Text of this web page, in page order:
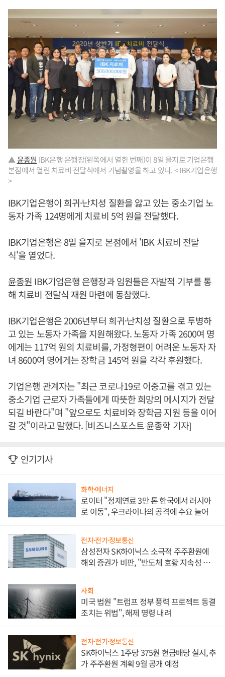
▲윤종원 IBK은행 은행장(왼쪽에서 열한 번째)이 8일 을지로 기업은행
본점에서 열린 치료비 전달식에서 기념촬영을 하고 있다. < IBK기업은행
>
IBK기업은행이 희귀·난치성 질환을 앓고 있는 중소기업 노
동자 가족 124명에게 치료비 5억 원을 전달했다.
IBK기업은행은 8일 을지로 본점에서 'IBK 치료비 전달
식'을 열었다.
윤종원 IBK기업은행 은행장과 임원들은 자발적 기부를 통
해 치료비 전달식 재원 마련에 동참했다.
IBK기업은행은 2006년부터 희귀·난치성 질환으로 투병하
고 있는 노동자 가족을 지원해왔다. 노동자 가족 2600여 명
에게는 117억 원의 치료비를, 가정형편이 어려운 노동자 자
녀 8600여 명에게는 장학금 145억 원을 각각 후원했다.
기업은행 관계자는 "최근 코로나19로 이중고를 겪고 있는
중소기업 근로자 가족들에게 따뜻한 희망의 메시지가 전달
되길 바란다"며 "앞으로도 치료비와 장학금 지원 등을 이어
갈 것"이라고 말했다. [비즈니스포스트 윤종학 기자]
인기기사
화학·에너지
로이터 "정제연료 3만 톤 한국에서 러시아
로 이동", 우크라이나의 공격에 수요 늘어
전자·전기·정보통신
삼성전자 SK하이닉스 소극적 주주환원에
해외 증권가 비판, "반도체 호황 지속성 의
사회
미국 법원 "트럼프 정부 풍력 프로젝트 동결
조치는 위법", 해제 명령 내려
전자·전기·정보통신
SK하이닉스 1주당 375원 현금배당 실시, 추
가 주주환원 계획 9월 공개 예정